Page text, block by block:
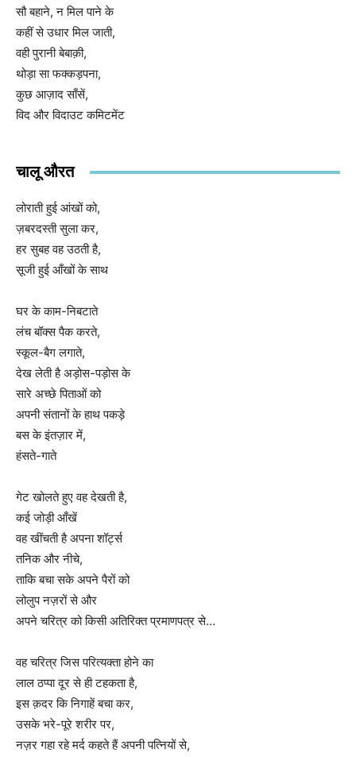
सौ बहाने, न मिल पाने के
कहीं से उधार मिल जाती,
वही पुरानी बेबाक़ी,
थोड़ा सा फक्कड़पना,
कुछ आज़ाद साँसें,
विद और विदाउट कमिटमेंट
चालू औरत
लोराती हुई आंखों को,
ज़बरदस्ती सुला कर,
हर सुबह वह उठती है,
सूजी हुई आँखों के साथ
घर के काम-निबटाते
लंच बॉक्स पैक करते,
स्कूल-बैग लगाते,
देख लेती है अड़ोस-पड़ोस के
सारे अच्छे पिताओं को
अपनी संतानों के हाथ पकड़े
बस के इंतज़ार में,
हंसते-गाते
गेट खोलते हुए वह देखती है,
कई जोड़ी आँखें
वह खींचती है अपना शॉर्ट्स
तनिक और नीचे,
ताकि बचा सके अपने पैरों को
लोलुप नज़रों से और
अपने चरित्र को किसी अतिरिक्त प्रमाणपत्र से…
वह चरित्र जिस परित्यक्ता होने का
लाल ठप्पा दूर से ही टहकता है,
इस क़दर कि निगाहें बचा कर,
उसके भरे-पूरे शरीर पर,
नज़र गहा रहे मर्द कहते हैं अपनी पत्नियों से,